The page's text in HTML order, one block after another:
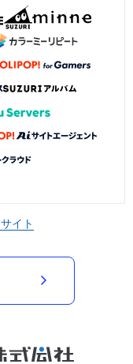
イト